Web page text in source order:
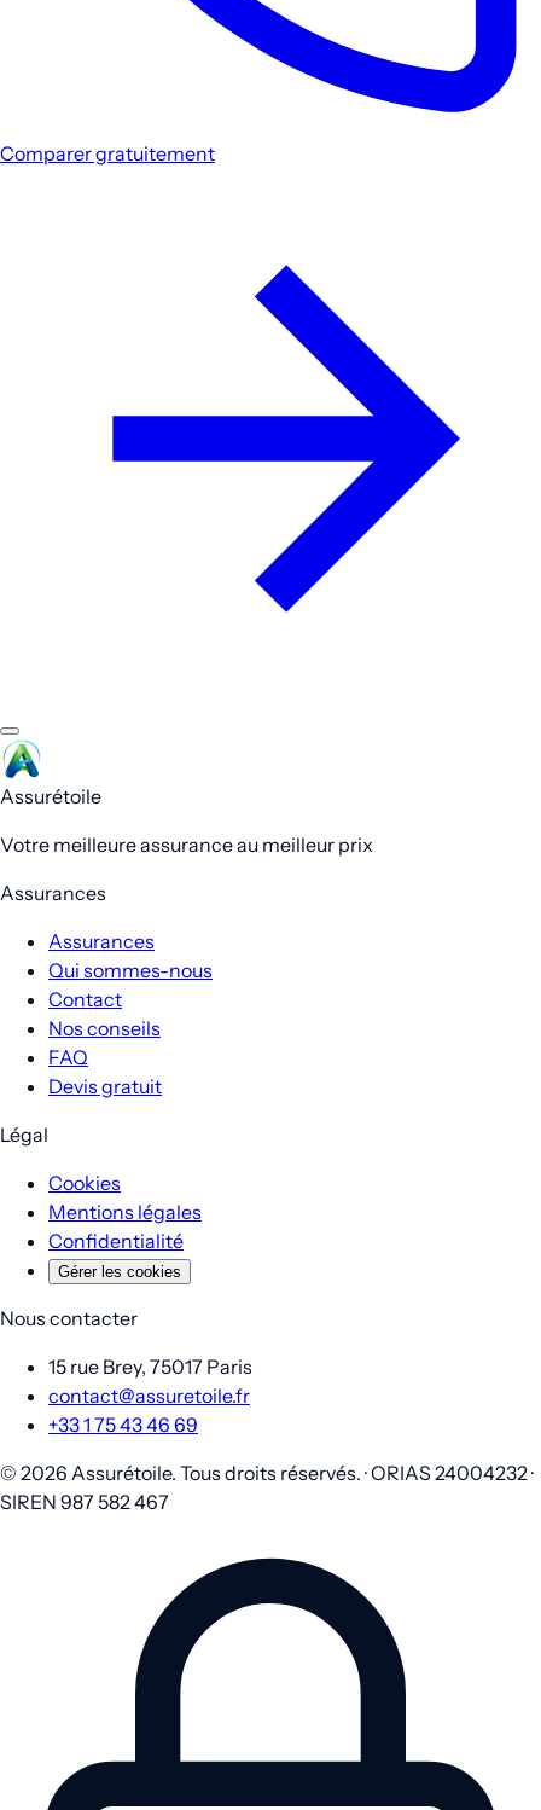
Comparer gratuitement
Assurétoile
Votre meilleure assurance au meilleur prix
Assurances
Assurances
Qui sommes-nous
Contact
Nos conseils
FAQ
Devis gratuit
Légal
Cookies
Mentions légales
Confidentialité
Gérer les cookies
Nous contacter
15 rue Brey, 75017 Paris
contact@assuretoile.fr
+33 1 75 43 46 69
© 2026 Assurétoile. Tous droits réservés. · ORIAS 24004232 ·
SIREN 987 582 467